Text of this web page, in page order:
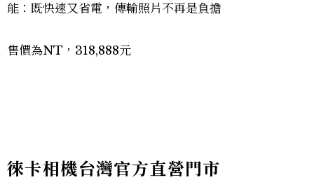
能：既快速又省電，傳輸照片不再是負擔
售價為NT，318,888元
徠卡相機台灣官方直營門市